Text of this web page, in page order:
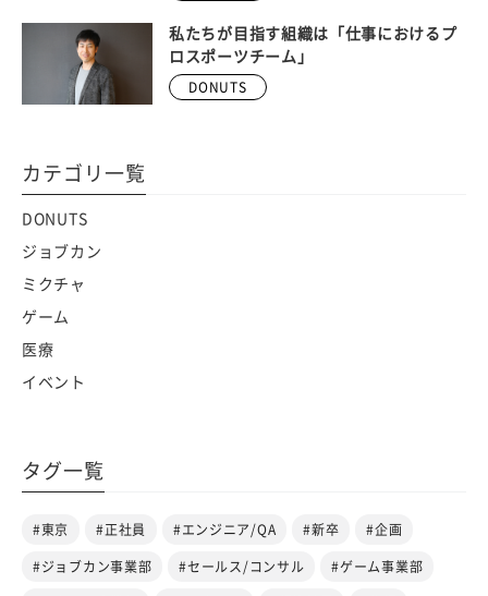
私たちが目指す組織は「仕事におけるプ
ロスポーツチーム」
DONUTS
カテゴリ一覧
DONUTS
ジョブカン
ミクチャ
ゲーム
医療
イベント
タグ一覧
#東京 #正社員 #エンジニア/QA #新卒 #企画
#ジョブカン事業部 #セールス/コンサル #ゲーム事業部